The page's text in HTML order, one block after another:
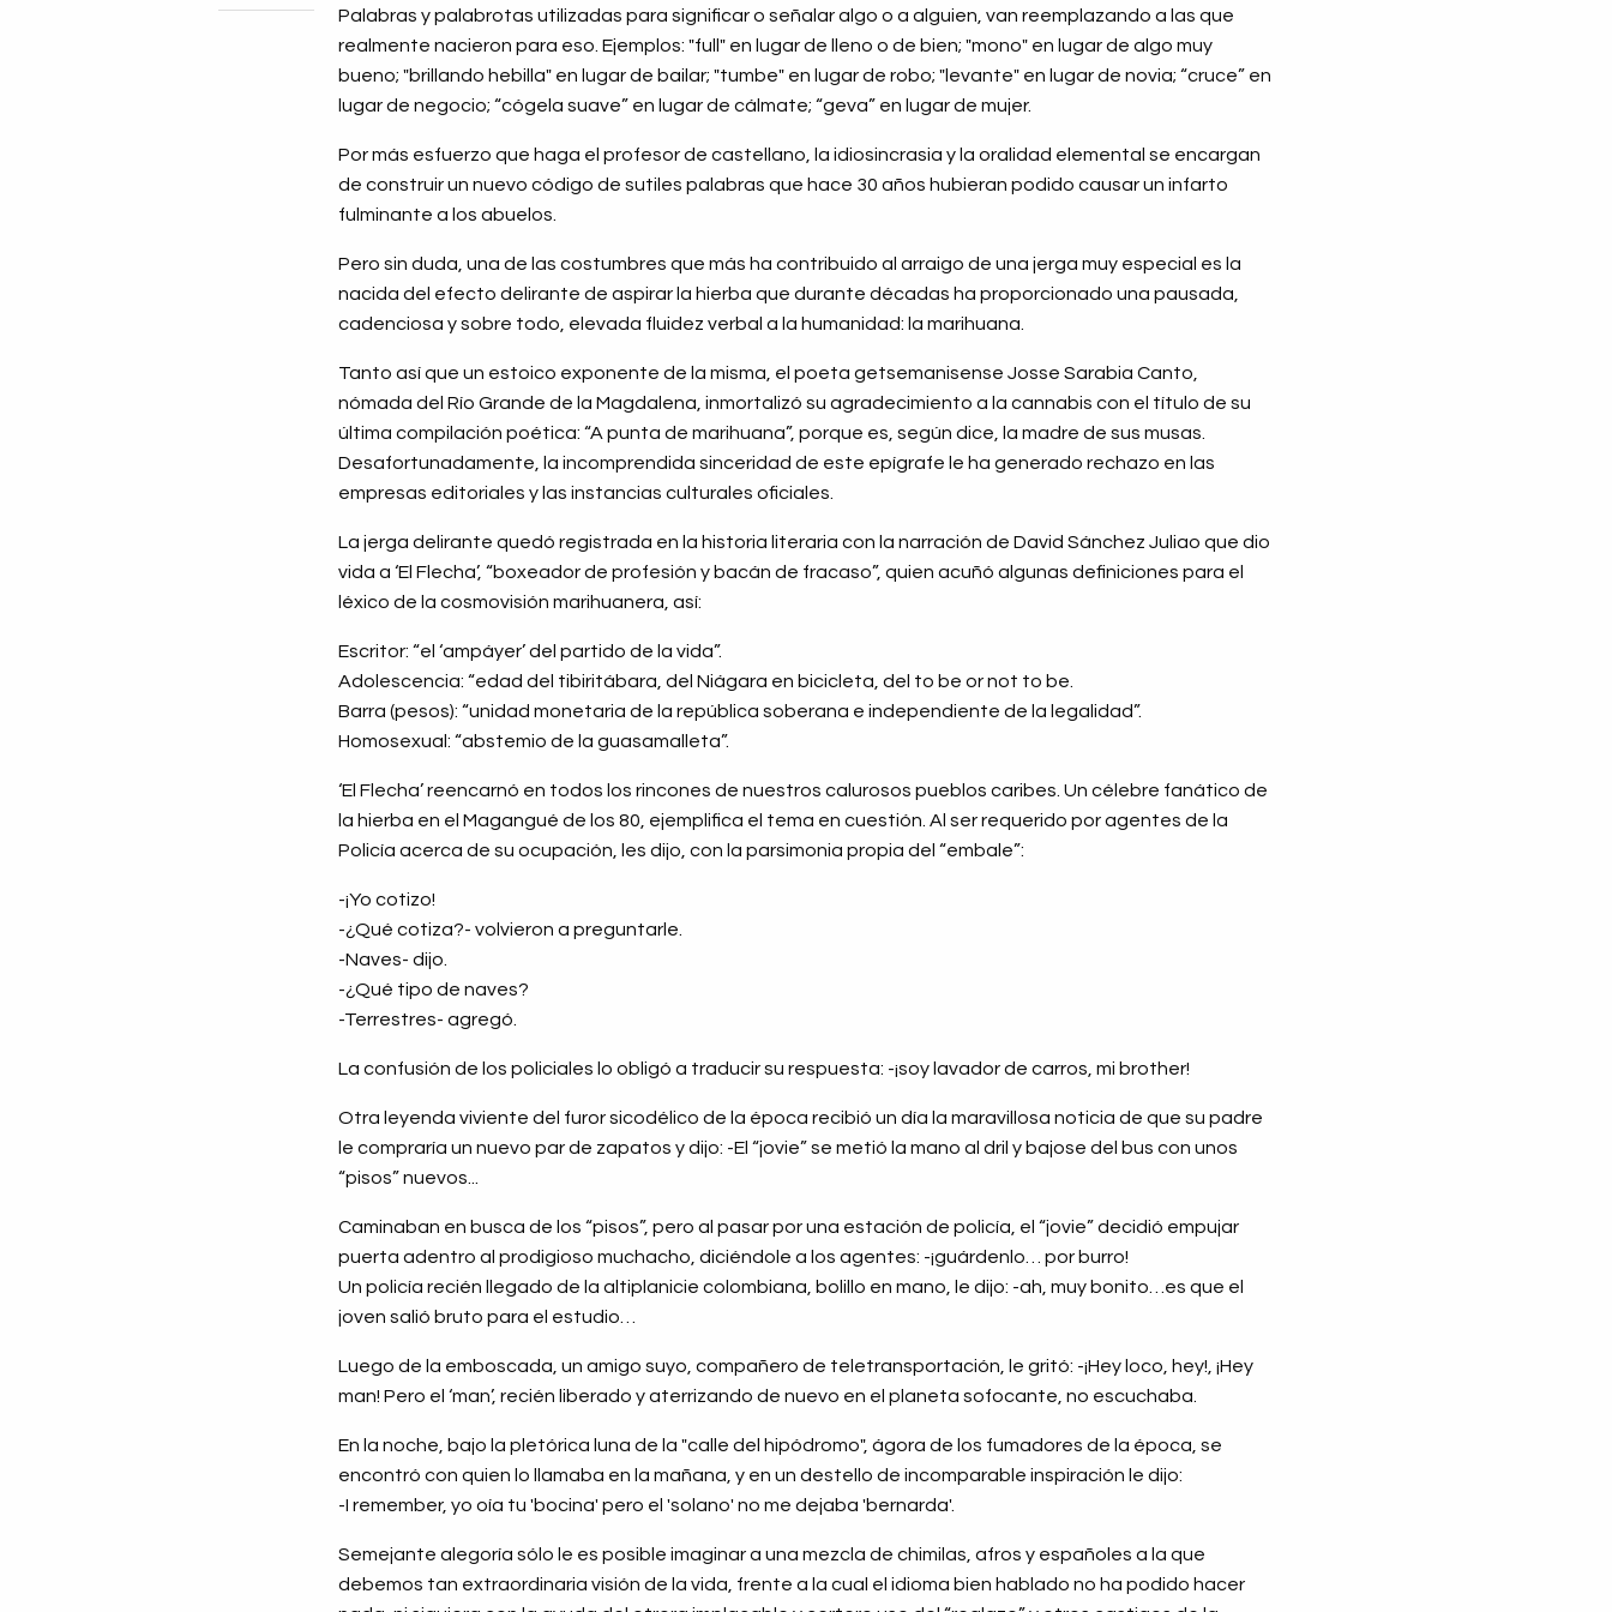
Palabras y palabrotas utilizadas para significar o señalar algo o a alguien, van reemplazando a las que
realmente nacieron para eso. Ejemplos: "full" en lugar de lleno o de bien; "mono" en lugar de algo muy
bueno; "brillando hebilla" en lugar de bailar; "tumbe" en lugar de robo; "levante" en lugar de novia; “cruce” en
lugar de negocio; “cógela suave” en lugar de cálmate; “geva” en lugar de mujer.
Por más esfuerzo que haga el profesor de castellano, la idiosincrasia y la oralidad elemental se encargan
de construir un nuevo código de sutiles palabras que hace 30 años hubieran podido causar un infarto
fulminante a los abuelos.
Pero sin duda, una de las costumbres que más ha contribuido al arraigo de una jerga muy especial es la
nacida del efecto delirante de aspirar la hierba que durante décadas ha proporcionado una pausada,
cadenciosa y sobre todo, elevada fluidez verbal a la humanidad: la marihuana.
Tanto así que un estoico exponente de la misma, el poeta getsemanisense Josse Sarabia Canto,
nómada del Río Grande de la Magdalena, inmortalizó su agradecimiento a la cannabis con el título de su
última compilación poética: “A punta de marihuana”, porque es, según dice, la madre de sus musas.
Desafortunadamente, la incomprendida sinceridad de este epígrafe le ha generado rechazo en las
empresas editoriales y las instancias culturales oficiales.
La jerga delirante quedó registrada en la historia literaria con la narración de David Sánchez Juliao que dio
vida a ‘El Flecha’, “boxeador de profesión y bacán de fracaso”, quien acuñó algunas definiciones para el
léxico de la cosmovisión marihuanera, así:
Escritor: “el ‘ampáyer’ del partido de la vida”.
Adolescencia: “edad del tibiritábara, del Niágara en bicicleta, del to be or not to be.
Barra (pesos): “unidad monetaria de la república soberana e independiente de la legalidad”.
Homosexual: “abstemio de la guasamalleta”.
‘El Flecha’ reencarnó en todos los rincones de nuestros calurosos pueblos caribes. Un célebre fanático de
la hierba en el Magangué de los 80, ejemplifica el tema en cuestión. Al ser requerido por agentes de la
Policía acerca de su ocupación, les dijo, con la parsimonia propia del “embale”:
-¡Yo cotizo!
-¿Qué cotiza?- volvieron a preguntarle.
-Naves- dijo.
-¿Qué tipo de naves?
-Terrestres- agregó.
La confusión de los policiales lo obligó a traducir su respuesta: -¡soy lavador de carros, mi brother!
Otra leyenda viviente del furor sicodélico de la época recibió un día la maravillosa noticia de que su padre
le compraría un nuevo par de zapatos y dijo: -El “jovie” se metió la mano al dril y bajose del bus con unos
“pisos” nuevos...
Caminaban en busca de los “pisos”, pero al pasar por una estación de policía, el “jovie” decidió empujar
puerta adentro al prodigioso muchacho, diciéndole a los agentes: -¡guárdenlo… por burro!
Un policía recién llegado de la altiplanicie colombiana, bolillo en mano, le dijo: -ah, muy bonito…es que el
joven salió bruto para el estudio…
Luego de la emboscada, un amigo suyo, compañero de teletransportación, le gritó: -¡Hey loco, hey!, ¡Hey
man! Pero el ‘man’, recién liberado y aterrizando de nuevo en el planeta sofocante, no escuchaba.
En la noche, bajo la pletórica luna de la "calle del hipódromo", ágora de los fumadores de la época, se
encontró con quien lo llamaba en la mañana, y en un destello de incomparable inspiración le dijo:
-I remember, yo oía tu 'bocina' pero el 'solano' no me dejaba 'bernarda'.
Semejante alegoría sólo le es posible imaginar a una mezcla de chimilas, afros y españoles a la que
debemos tan extraordinaria visión de la vida, frente a la cual el idioma bien hablado no ha podido hacer